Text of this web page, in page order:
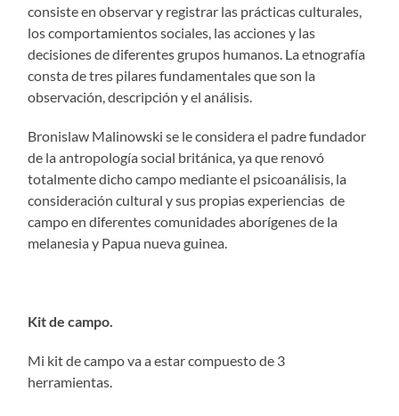
consiste en observar y registrar las prácticas culturales,
los comportamientos sociales, las acciones y las
decisiones de diferentes grupos humanos. La etnografía
consta de tres pilares fundamentales que son la
observación, descripción y el análisis.
Bronislaw Malinowski se le considera el padre fundador
de la antropología social británica, ya que renovó
totalmente dicho campo mediante el psicoanálisis, la
consideración cultural y sus propias experiencias de
campo en diferentes comunidades aborígenes de la
melanesia y Papua nueva guinea.
Kit de campo.
Mi kit de campo va a estar compuesto de 3
herramientas.